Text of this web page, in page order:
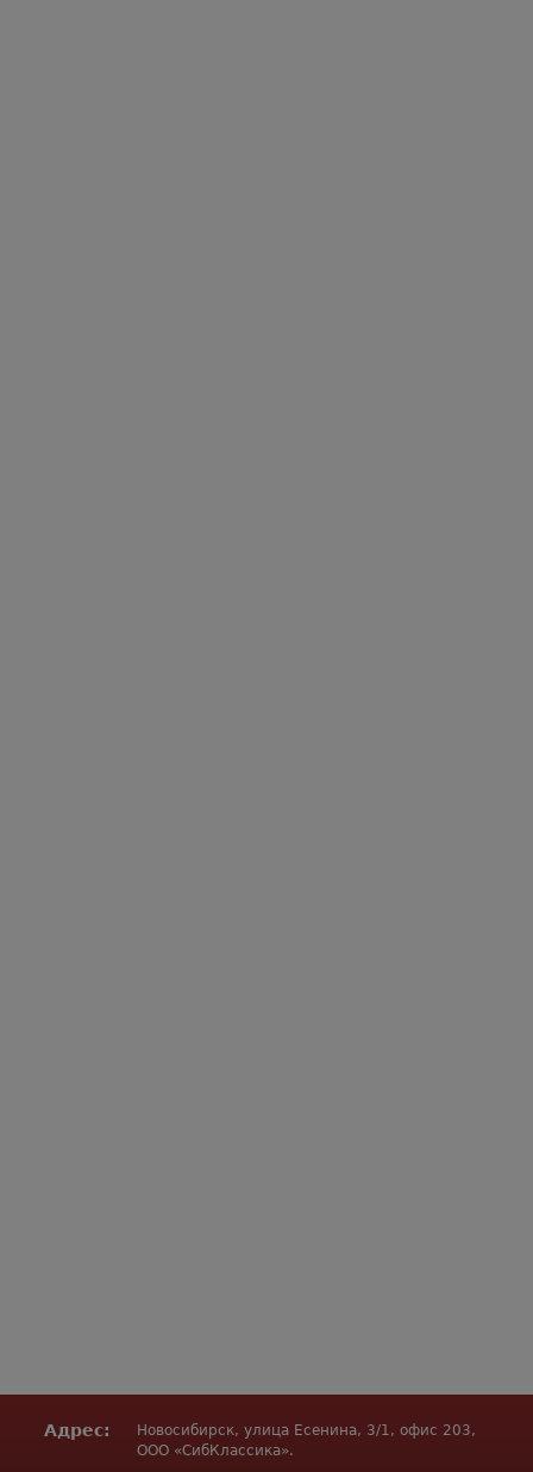
Адрес:
Новосибирск, улица Есенина, 3/1, офис 203,
ООО «СибКлассика».